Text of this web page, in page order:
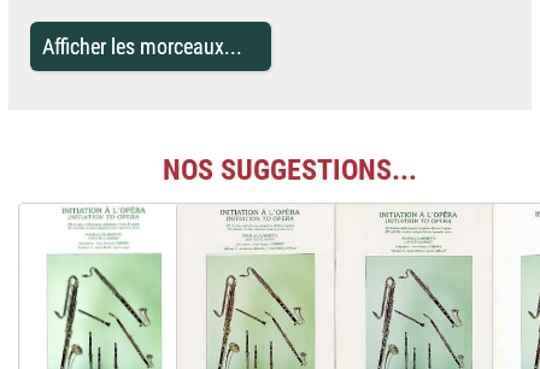
Afficher les morceaux...
NOS SUGGESTIONS...